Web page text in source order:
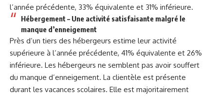
l’année précédente, 33% équivalente et 31% inférieure.
Hébergement – Une activité satisfaisante malgré le
manque d’enneigement
Près d’un tiers des hébergeurs estime leur activité
supérieure à l’année précédente, 41% équivalente et 26%
inférieure. Les hébergeurs ne semblent pas avoir souffert
du manque d’enneigement. La clientèle est présente
durant les vacances scolaires. Elle est majoritairement